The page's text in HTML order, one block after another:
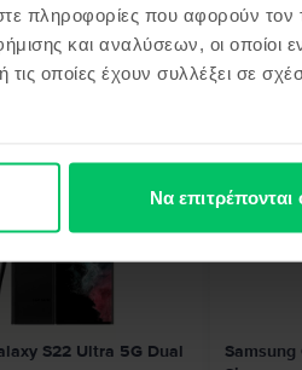
πληροφορίες που αφορούν
και αναλύσεων, οι οποίοι
οποίες έχουν συλλέξει σε
Να επιτρέπονται
σου
S22 Ultra 5G Dual
- 41 €